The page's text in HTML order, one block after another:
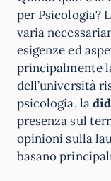
per Psicologia?
varia
esigenze ed
principalmente
dell’università
psicologia, la
presenza sul
opinioni sulla
basano